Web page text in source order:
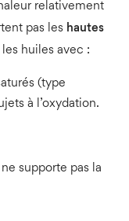
relativement
pas les hautes
huiles avec :
(type
à l’oxydation.
supporte pas la